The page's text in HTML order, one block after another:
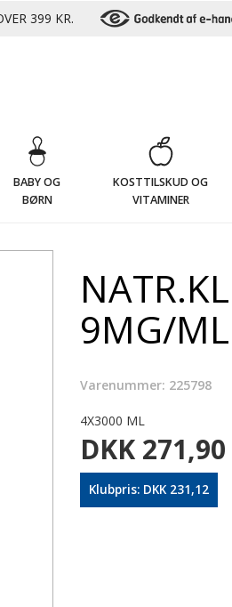
399 KR.
BABY OG
BØRN
KOSTTILSKUD OG
VITAMINER
9MG/ML
Varenummer: 225798
4X3000 ML
DKK 271,90
Klubpris: DKK 231,12